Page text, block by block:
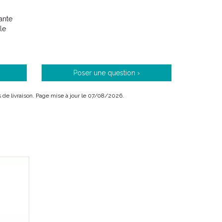
à pH physiologique élimine toutes les impuretés en
elle préserve le film hydrolipidique de la peau.
sans savon.
en oligoéléments et sels minéraux, aux
et anti-radicalaires.
Poser une question ›
de livraison. Page mise à jour le 07/08/2026.